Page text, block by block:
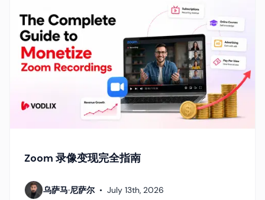
Zoom 录像变现完全指南
乌萨马·尼萨尔 • July 13th, 2026